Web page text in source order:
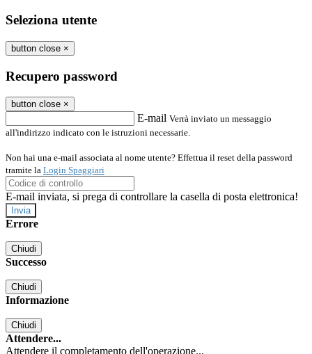
Seleziona utente
button close ×
Recupero password
button close ×
E-mail Verrà inviato un messaggio
all'indirizzo indicato con le istruzioni necessarie.
Non hai una e-mail associata al nome utente? Effettua il reset della password
tramite la Login Spaggiari
E-mail inviata, si prega di controllare la casella di posta elettronica!
Errore
Chiudi
Successo
Chiudi
Informazione
Chiudi
Attendere...
Attendere il completamento dell'operazione...